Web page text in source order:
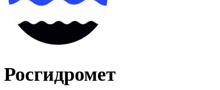
Росгидромет